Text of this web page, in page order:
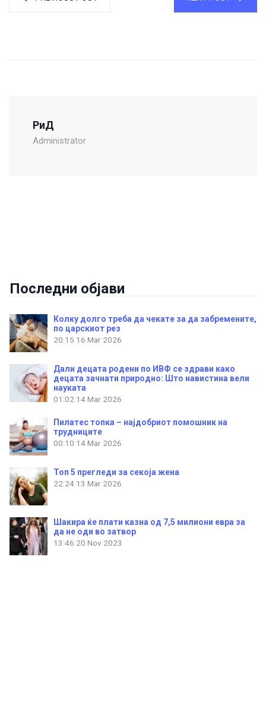
РиД
Administrator
Последни објави
Колку долго треба да чекате за да забремените,
по царскиот рез
20:15 16 Mar 2026
Дали децата родени по ИВФ се здрави како
децата зачнати природно: Што навистина вели
науката
01:02 14 Mar 2026
Пилатес топка – најдобриот помошник на
трудниците
00:10 14 Mar 2026
Топ 5 прегледи за секоја жена
22:24 13 Mar 2026
Шакира ќе плати казна од 7,5 милиони евра за
да не оди во затвор
13:46 20 Nov 2023